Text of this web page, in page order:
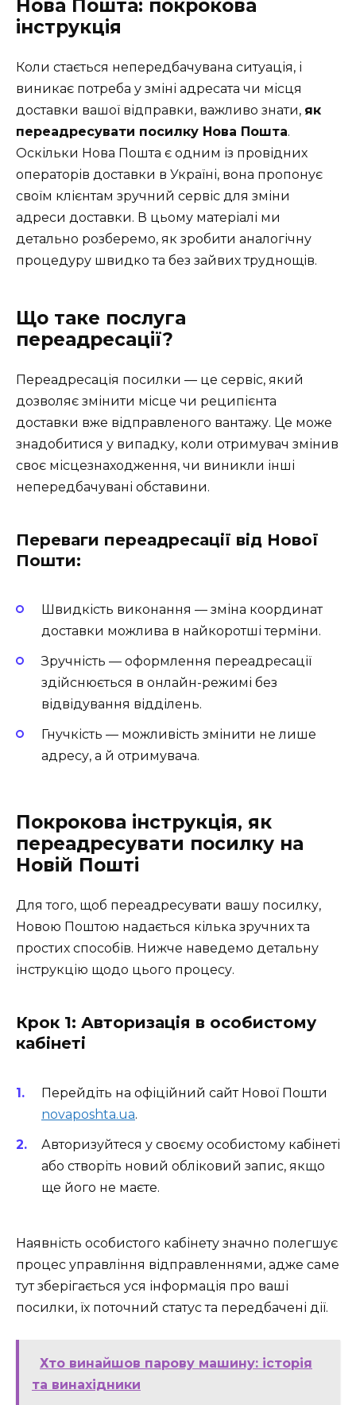
Нова Пошта: покрокова
інструкція
Коли стається непередбачувана ситуація, і
виникає потреба у зміні адресата чи місця
доставки вашої відправки, важливо знати, як
переадресувати посилку Нова Пошта.
Оскільки Нова Пошта є одним із провідних
операторів доставки в Україні, вона пропонує
своїм клієнтам зручний сервіс для зміни
адреси доставки. В цьому матеріалі ми
детально розберемо, як зробити аналогічну
процедуру швидко та без зайвих труднощів.
Що таке послуга
переадресації?
Переадресація посилки — це сервіс, який
дозволяє змінити місце чи реципієнта
доставки вже відправленого вантажу. Це може
знадобитися у випадку, коли отримувач змінив
своє місцезнаходження, чи виникли інші
непередбачувані обставини.
Переваги переадресації від Нової
Пошти:
Швидкість виконання — зміна координат
доставки можлива в найкоротші терміни.
Зручність — оформлення переадресації
здійснюється в онлайн-режимі без
відвідування відділень.
Гнучкість — можливість змінити не лише
адресу, а й отримувача.
Покрокова інструкція, як
переадресувати посилку на
Новій Пошті
Для того, щоб переадресувати вашу посилку,
Новою Поштою надається кілька зручних та
простих способів. Нижче наведемо детальну
інструкцію щодо цього процесу.
Крок 1: Авторизація в особистому
кабінеті
Перейдіть на офіційний сайт Нової Пошти
novaposhta.ua.
Авторизуйтеся у своєму особистому кабінеті
або створіть новий обліковий запис, якщо
ще його не маєте.
Наявність особистого кабінету значно полегшує
процес управління відправленнями, адже саме
тут зберігається уся інформація про ваші
посилки, їх поточний статус та передбачені дії.
Хто винайшов парову машину: історія
та винахідники